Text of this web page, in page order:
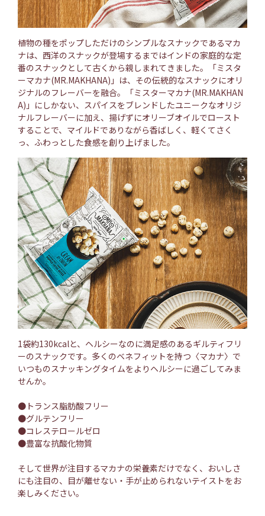
植物の種をポップしただけのシンプルなスナックであるマカ
ナは、西洋のスナックが登場するまではインドの家庭的な定
番のスナックとして古くから親しまれてきました。「ミスタ
ーマカナ(MR.MAKHANA)」は、その伝統的なスナックにオリ
ジナルのフレーバーを融合。「ミスターマカナ(MR.MAKHAN
A)」にしかない、スパイスをブレンドしたユニークなオリジ
ナルフレーバーに加え、揚げずにオリーブオイルでロースト
することで、マイルドでありながら香ばしく、軽くてさく
っ、ふわっとした食感を創り上げました。
1袋約130kcalと、ヘルシーなのに満足感のあるギルティフリ
ーのスナックです。多くのベネフィットを持つ〈マカナ〉で
いつものスナッキングタイムをよりヘルシーに過ごしてみま
せんか。
●トランス脂肪酸フリー
●グルテンフリー
●コレステロールゼロ
●豊富な抗酸化物質
そして世界が注目するマカナの栄養素だけでなく、おいしさ
にも注目の、目が離せない・手が止められないテイストをお
楽しみください。